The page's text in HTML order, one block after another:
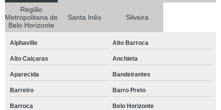
Região
Metropolitana de
Belo Horizonte
Santa Inês Silveira
Alphaville Alto Barroca
Alto Caiçaras Anchieta
Aparecida Bandeirantes
Barreiro Barro Preto
Barroca Belo Horizonte